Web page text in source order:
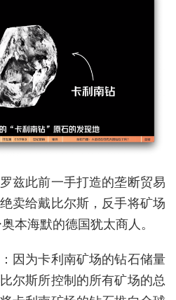
兹此前一手打造的垄断贸易
卖给戴比尔斯，反手将矿场
本海默的德国犹太商人。
因为卡利南矿场的钻石储量
尔斯所控制的所有矿场的总